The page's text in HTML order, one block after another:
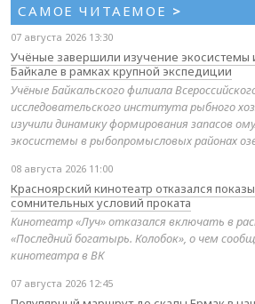
САМОЕ ЧИТАЕМОЕ >
07 августа 2026 13:30
Учёные завершили изучение экосистемы
Байкале в рамках крупной экспедиции
Учёные Байкальского филиала
исследовательского института рыбного
изучили динамику формирования запасов
экосистемы в рыбопромысловых районах
08 августа 2026 11:00
Красноярский кинотеатр отказался
сомнительных условий проката
Кинотеатр «Луч» отказался включать в
«Последний богатырь. Колобок», о чем
кинотеатра в ВК
07 августа 2026 12:45